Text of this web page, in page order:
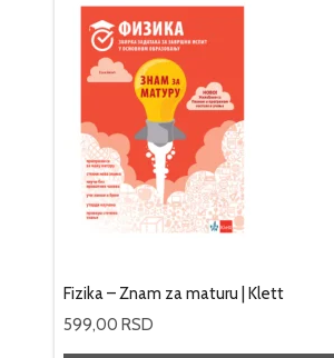
Fizika – Znam za maturu | Klett
599,00 RSD